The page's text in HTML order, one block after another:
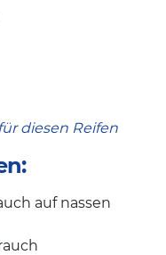
diesen Reifen
auf nassen